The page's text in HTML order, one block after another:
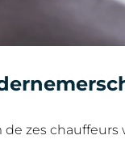
zes